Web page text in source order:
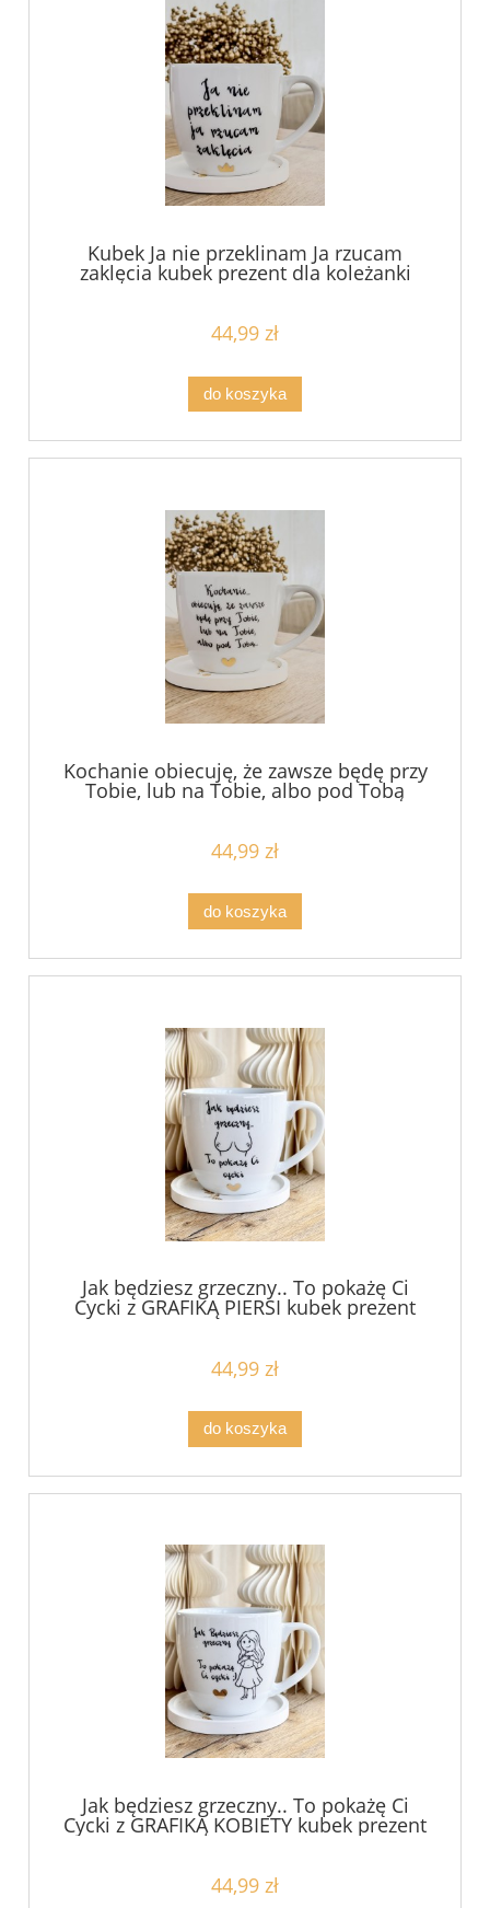
Kubek Ja nie przeklinam Ja rzucam
zaklęcia kubek prezent dla koleżanki
kolegi z pracy dziewczyny chłopaka
wyboru
44,99 zł
do koszyka
Kochanie obiecuję, że zawsze będę przy
Tobie, lub na Tobie, albo pod Tobą
kubek prezent dla chłopaka męża
wyboru
44,99 zł
do koszyka
Jak będziesz grzeczny.. To pokażę Ci
Cycki z GRAFIKĄ PIERSI kubek prezent
dla chłopaka męża chłopaka
pojemność do wyboru
44,99 zł
do koszyka
Jak będziesz grzeczny.. To pokażę Ci
Cycki z GRAFIKĄ KOBIETY kubek prezent
dla chłopaka męża chłopaka konkubenta
44,99 zł